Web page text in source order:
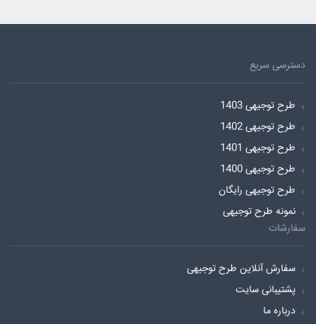
دسترسی سریع
طرح توجیهی 1403
طرح توجیهی 1402
طرح توجیهی 1401
طرح توجیهی 1400
طرح توجیهی رایگان
نمونه طرح توجیهی
سفارشات
سفارش آنلاین طرح توجیهی
پشتیبانی سایت
درباره ما